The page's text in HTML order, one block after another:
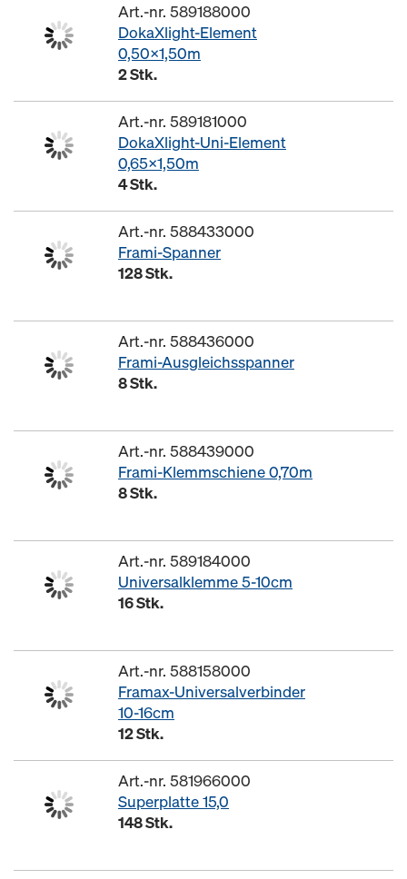
Art.-nr. 589188000
DokaXlight-Element
0,50x1,50m
2 Stk.
Art.-nr. 589181000
DokaXlight-Uni-Element
0,65x1,50m
4 Stk.
Art.-nr. 588433000
Frami-Spanner
128 Stk.
Art.-nr. 588436000
Frami-Ausgleichsspanner
8 Stk.
Art.-nr. 588439000
Frami-Klemmschiene 0,70m
8 Stk.
Art.-nr. 589184000
Universalklemme 5-10cm
16 Stk.
Art.-nr. 588158000
Framax-Universalverbinder
10-16cm
12 Stk.
Art.-nr. 581966000
Superplatte 15,0
148 Stk.